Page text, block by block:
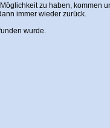
zu haben, kommen
immer wieder zurück.
wurde.